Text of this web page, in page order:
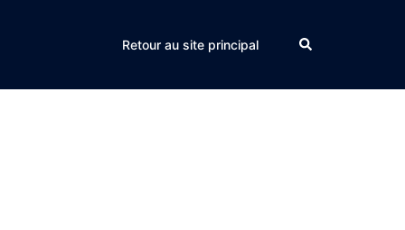
Retour au site principal Search